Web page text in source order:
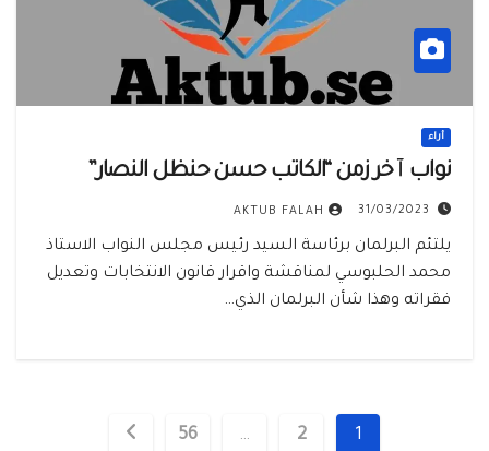
أراء
نواب ٱخر زمن “الكاتب حسن حنظل النصار”
31/03/2023
AKTUB FALAH
يلتئم البرلمان برئاسة السيد رئيس مجلس النواب الاستاذ
محمد الحلبوسي لمناقشة واقرار قانون الانتخابات وتعديل
فقراته وهذا شأن البرلمان الذي…
تعدد
1
2
…
56